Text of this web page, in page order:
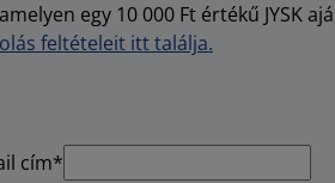
egy 10 000 Ft értékű JYSK
feltételeit itt találja.
cím*